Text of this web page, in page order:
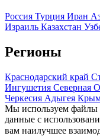
Россия Турция Иран
Израиль Казахстан
Регионы
Краснодарский край
Ингушетия Северная
Черкесия Адыгея
Мы используем файлы
данные с
вам наилучшее